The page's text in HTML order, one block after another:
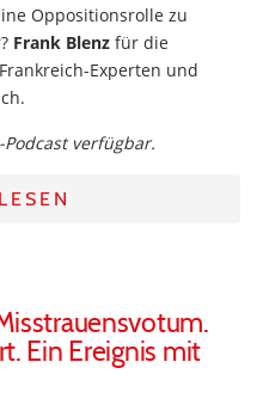
Oppositionsrolle zu
Frank Blenz für die
Experten und
verfügbar.
Ein Ereignis mit